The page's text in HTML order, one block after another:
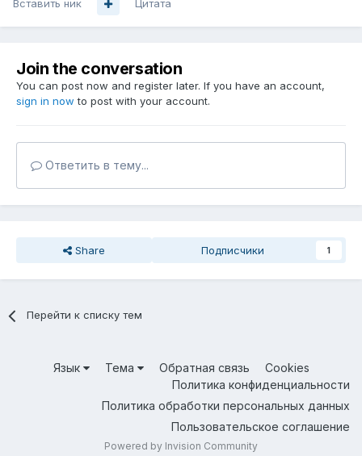
Вставить ник Цитата
Join the conversation
You can post now and register later. If you have an account,
sign in now to post with your account.
Ответить в тему...
Share Подписчики 1
Перейти к списку тем
Язык Тема Обратная связь
Cookies
Политика конфиденциальности
Политика обработки персональных данных
Пользовательское соглашение
Powered by Invision Community